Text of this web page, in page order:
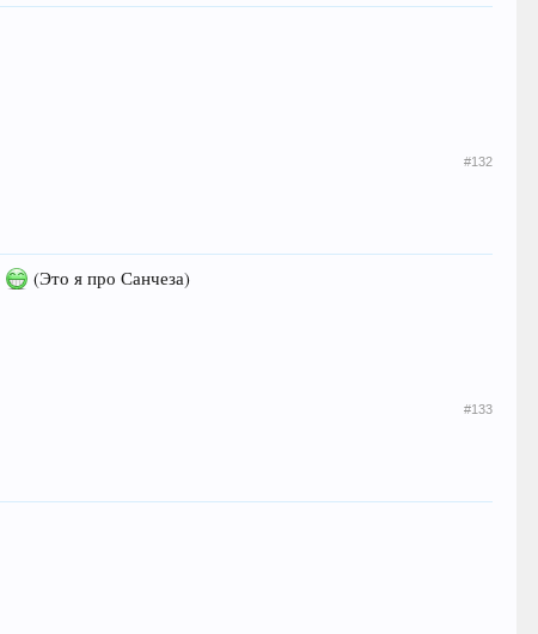
#132
(Это я про Санчеза)
#133